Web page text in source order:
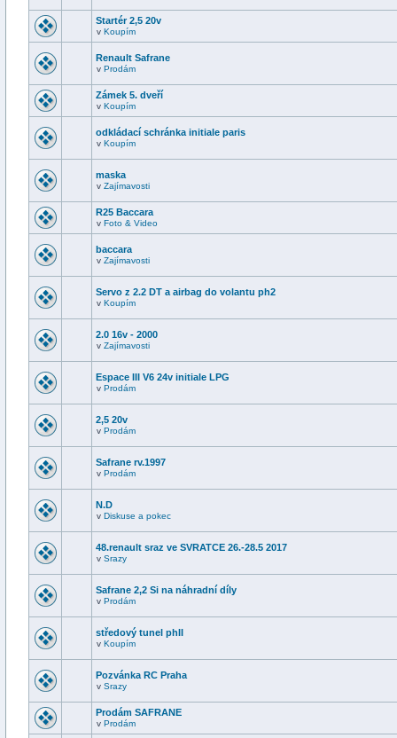
Startér 2,5 20v
v Koupím
Renault Safrane
v Prodám
Zámek 5. dveří
v Koupím
odkládací schránka initiale paris
v Koupím
maska
v Zajímavosti
R25 Baccara
v Foto & Video
baccara
v Zajímavosti
Servo z 2.2 DT a airbag do volantu ph2
v Koupím
2.0 16v - 2000
v Zajímavosti
Espace III V6 24v initiale LPG
v Prodám
2,5 20v
v Prodám
Safrane rv.1997
v Prodám
N.D
v Diskuse a pokec
48.renault sraz ve SVRATCE 26.-28.5 2017
v Srazy
Safrane 2,2 Si na náhradní díly
v Prodám
středový tunel phII
v Koupím
Pozvánka RC Praha
v Srazy
Prodám SAFRANE
v Prodám